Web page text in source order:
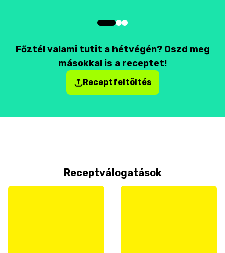
Főztél valami tutit a hétvégén? Oszd meg
másokkal is a receptet!
Receptfeltöltés
Receptválogatások